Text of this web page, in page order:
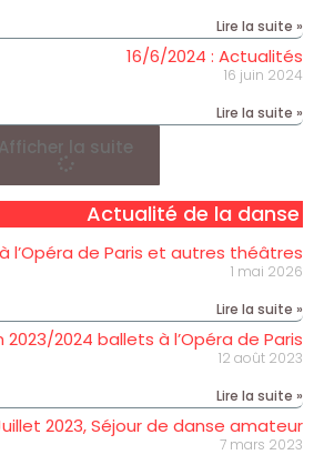
Lire la suite »
16/6/2024 : Actualités
16 juin 2024
Lire la suite »
Afficher la suite
Actualité de la danse
l’Opéra de Paris et autres théâtres
1 mai 2026
Lire la suite »
2023/2024 ballets à l’Opéra de Paris
12 août 2023
Lire la suite »
2023, Séjour de danse amateur
7 mars 2023